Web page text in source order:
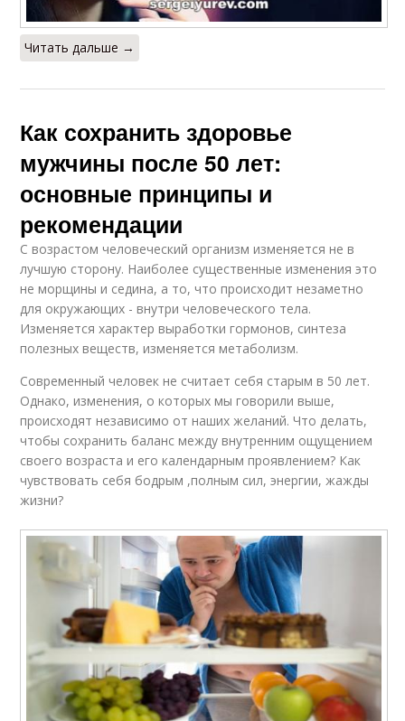
Читать дальше →
Как сохранить здоровье
мужчины после 50 лет:
основные принципы и
рекомендации
С возрастом человеческий организм изменяется не в
лучшую сторону. Наиболее существенные изменения это
не морщины и седина, а то, что происходит незаметно
для окружающих - внутри человеческого тела.
Изменяется характер выработки гормонов, синтеза
полезных веществ, изменяется метаболизм.
Современный человек не считает себя старым в 50 лет.
Однако, изменения, о которых мы говорили выше,
происходят независимо от наших желаний. Что делать,
чтобы сохранить баланс между внутренним ощущением
своего возраста и его календарным проявлением? Как
чувствовать себя бодрым ,полным сил, энергии, жажды
жизни?